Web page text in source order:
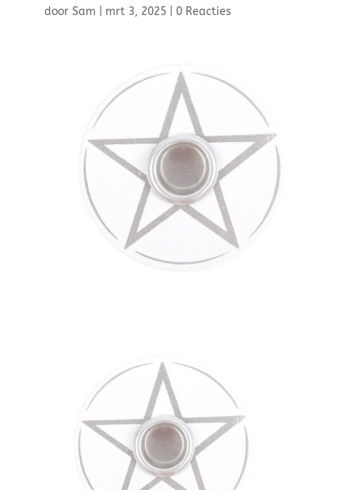
door Sam mrt 3, 2025| 0 Reacties